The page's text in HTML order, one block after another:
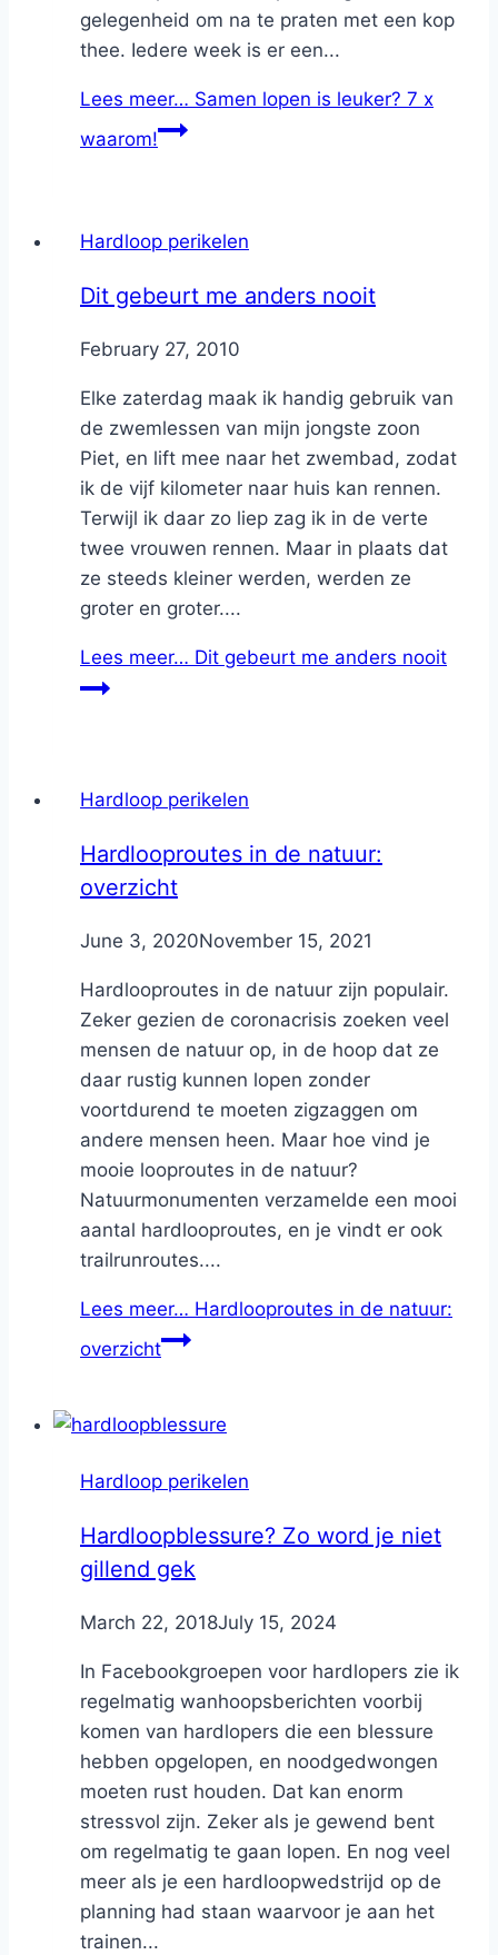
gelegenheid om na te praten met een kop
thee. Iedere week is er een...
Lees meer… Samen lopen is leuker? 7 x
waarom!
Hardloop perikelen
Dit gebeurt me anders nooit
ByNicole
February 27, 2010
Elke zaterdag maak ik handig gebruik van
de zwemlessen van mijn jongste zoon
Piet, en lift mee naar het zwembad, zodat
ik de vijf kilometer naar huis kan rennen.
Terwijl ik daar zo liep zag ik in de verte
twee vrouwen rennen. Maar in plaats dat
ze steeds kleiner werden, werden ze
groter en groter....
Lees meer… Dit gebeurt me anders nooit
Hardloop perikelen
Hardlooproutes in de natuur:
overzicht
ByNicole
June 3, 2020November 15, 2021
Hardlooproutes in de natuur zijn populair.
Zeker gezien de coronacrisis zoeken veel
mensen de natuur op, in de hoop dat ze
daar rustig kunnen lopen zonder
voortdurend te moeten zigzaggen om
andere mensen heen. Maar hoe vind je
mooie looproutes in de natuur?
Natuurmonumenten verzamelde een mooi
aantal hardlooproutes, en je vindt er ook
trailrunroutes....
Lees meer… Hardlooproutes in de natuur:
overzicht
Hardloop perikelen
Hardloopblessure? Zo word je niet
gillend gek
ByNicole
March 22, 2018July 15, 2024
In Facebookgroepen voor hardlopers zie ik
regelmatig wanhoopsberichten voorbij
komen van hardlopers die een blessure
hebben opgelopen, en noodgedwongen
moeten rust houden. Dat kan enorm
stressvol zijn. Zeker als je gewend bent
om regelmatig te gaan lopen. En nog veel
meer als je een hardloopwedstrijd op de
planning had staan waarvoor je aan het
trainen...